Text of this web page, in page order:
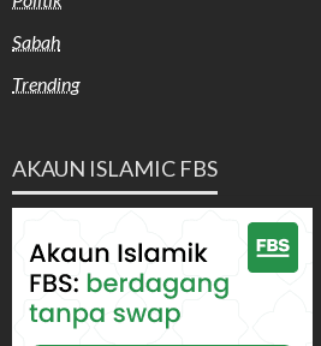
Sabah
Trending
AKAUN ISLAMIC FBS